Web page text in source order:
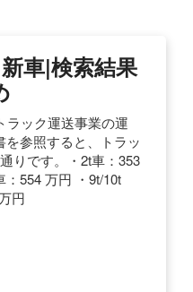
車|検索結果
ラック運送事業の運
参照すると、トラッ
りです。・2t車：353
554 万円 ・9t/10t
円